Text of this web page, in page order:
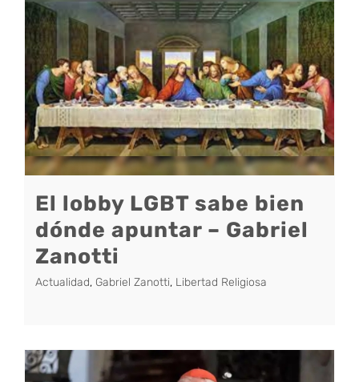
El lobby LGBT sabe bien
dónde apuntar – Gabriel
Zanotti
Actualidad, Gabriel Zanotti, Libertad Religiosa